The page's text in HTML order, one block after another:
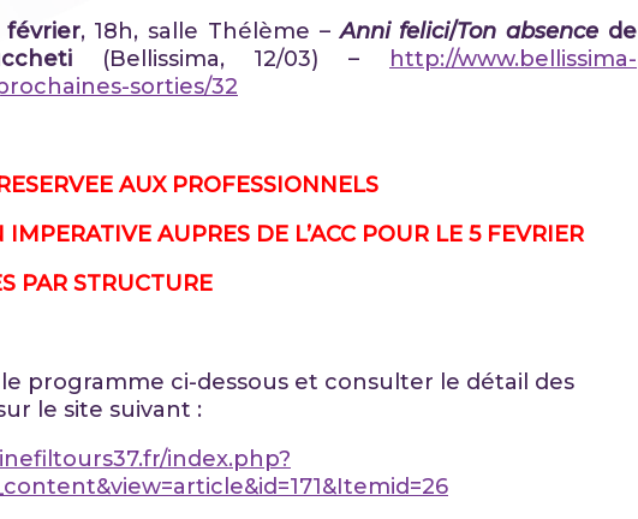
février, 18h, salle Thélème –Anni felici/Ton absence de
(Bellissima, 12/03) –
http://www.bellissima-
sorties/32
AUX PROFESSIONNELS
IMPERATIVE AUPRES DE L’ACC POUR LE 5 FEVRIER
PAR STRUCTURE
programme ci-dessous et consulter le détail des
le site suivant :
index.php?